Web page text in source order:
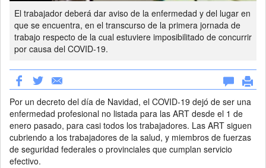
El trabajador deberá dar aviso de la enfermedad y del lugar en
que se encuentra, en el transcurso de la primera jornada de
trabajo respecto de la cual estuviere imposibilitado de concurrir
por causa del COVID-19.
Por un decreto del día de Navidad, el COVID-19 dejó de ser una
enfermedad profesional no listada para las ART desde el 1 de
enero pasado, para casi todos los trabajadores. Las ART siguen
cubriendo a los trabajadores de la salud, y miembros de fuerzas
de seguridad federales o provinciales que cumplan servicio
efectivo.